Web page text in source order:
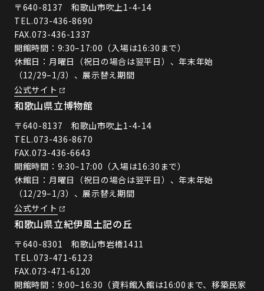
〒640-8137 和歌山市吹上1-4-14
TEL.073-436-8690
FAX.073-436-1337
開館時間：9:30–17:00（入場は16:30まで）
休館日：月曜日（祝日の場合は翌平日）、年末年始
（12/29–1/3）、展示替え期間
公式サイト
和歌山県立博物館
〒640-8137 和歌山市吹上1-4-14
TEL.073-436-8670
FAX.073-436-6643
開館時間：9:30–17:00（入場は16:30まで）
休館日：月曜日（祝日の場合は翌平日）、年末年始
（12/29–1/3）、展示替え期間
公式サイト
和歌山県立紀伊風土記の丘
〒640-8301 和歌山市岩橋1411
TEL.073-471-6123
FAX.073-471-6120
開館時間：9:00–16:30（資料館入館は16:00まで、移築民家